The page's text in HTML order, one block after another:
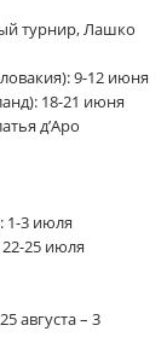
турнир, Лашко
9-12 июня
18-21 июня
д’Аро
1-3 июля
22-25 июля
августа – 3